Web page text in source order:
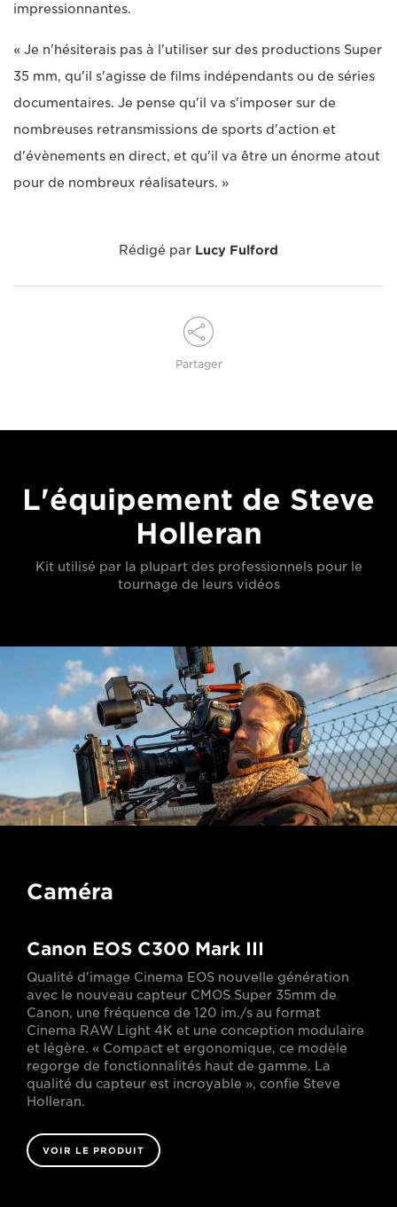
impressionnantes.
« Je n'hésiterais pas à l'utiliser sur des productions Super
35 mm, qu'il s'agisse de films indépendants ou de séries
documentaires. Je pense qu'il va s'imposer sur de
nombreuses retransmissions de sports d'action et
d'évènements en direct, et qu'il va être un énorme atout
pour de nombreux réalisateurs. »
Rédigé par Lucy Fulford
Partager
L'équipement de Steve
Holleran
Kit utilisé par la plupart des professionnels pour le
tournage de leurs vidéos
Caméra
Canon EOS C300 Mark III
Qualité d'image Cinema EOS nouvelle génération
avec le nouveau capteur CMOS Super 35mm de
Canon, une fréquence de 120 im./s au format
Cinema RAW Light 4K et une conception modulaire
et légère. « Compact et ergonomique, ce modèle
regorge de fonctionnalités haut de gamme. La
qualité du capteur est incroyable », confie Steve
Holleran.
VOIR LE PRODUIT